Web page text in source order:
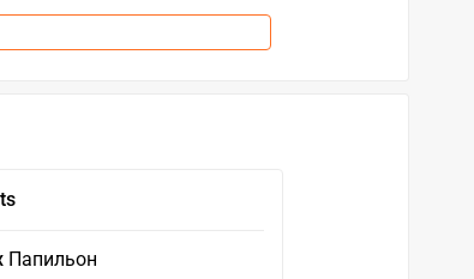
Папильон